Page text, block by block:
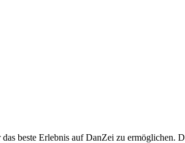
beste Erlebnis auf DanZei zu